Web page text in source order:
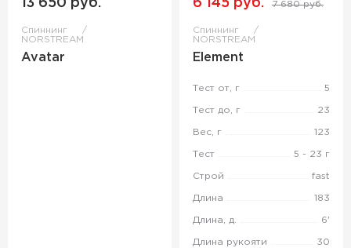
13 650 руб.
Спиннинг
NORSTREAM
Avatar
6 145 руб. 7 680 руб.
Спиннинг
NORSTREAM
Element
Тест от, г 5
Тест до, г 23
Вес, г 123
Тест 5 - 23 г
Строй fast
Длина 183
Длина, д. 6'
Длина рукояти 30